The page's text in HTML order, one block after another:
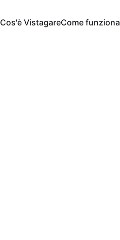
Cos'è VistagareCome funziona